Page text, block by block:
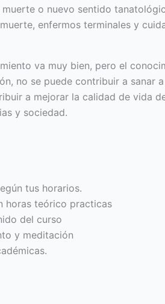
o nuevo sentido
enfermos terminales y
va muy bien, pero el
no se puede contribuir a sanar
a mejorar la calidad de vida
y sociedad.
tus horarios.
horas teórico practicas
del curso
y meditación